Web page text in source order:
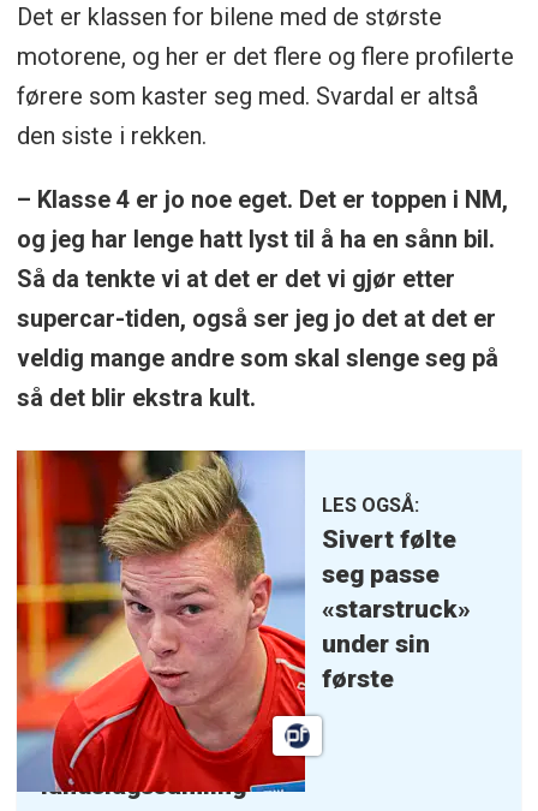
Det er klassen for bilene med de største
motorene, og her er det flere og flere profilerte
førere som kaster seg med. Svardal er altså
den siste i rekken.
– Klasse 4 er jo noe eget. Det er toppen i NM,
og jeg har lenge hatt lyst til å ha en sånn bil.
Så da tenkte vi at det er det vi gjør etter
supercar-tiden, også ser jeg jo det at det er
veldig mange andre som skal slenge seg på
så det blir ekstra kult.
LES OGSÅ:
Sivert følte
seg passe
«starstruck»
under sin
første
landslagssamling